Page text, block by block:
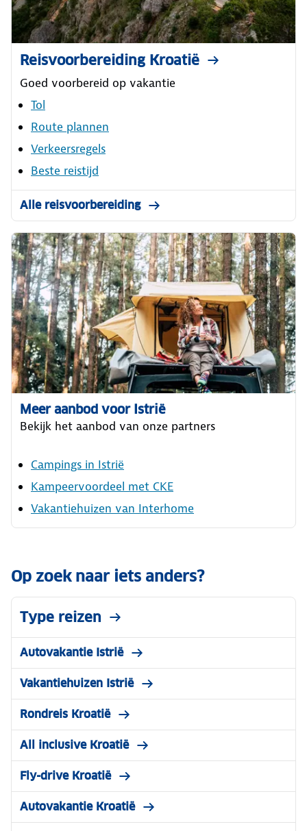
Reisvoorbereiding Kroatië
Goed voorbereid op vakantie
Tol
Route plannen
Verkeersregels
Beste reistijd
Alle reisvoorbereiding
Meer aanbod voor Istrië
Bekijk het aanbod van onze partners
Campings in Istrië
Kampeervoordeel met CKE
Vakantiehuizen van Interhome
Op zoek naar iets anders?
Type reizen
Autovakantie Istrië
Vakantiehuizen Istrië
Rondreis Kroatië
All inclusive Kroatië
Fly-drive Kroatië
Autovakantie Kroatië